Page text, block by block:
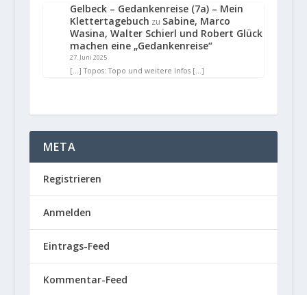
Gelbeck – Gedankenreise (7a) – Mein
Klettertagebuch zu Sabine, Marco
Wasina, Walter Schierl und Robert Glück
machen eine „Gedankenreise“
27. Juni 2025
[…] Topos: Topo und weitere Infos […]
META
Registrieren
Anmelden
Eintrags-Feed
Kommentar-Feed